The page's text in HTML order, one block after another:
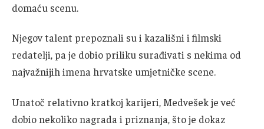
domaću scenu.
Njegov talent prepoznali su i kazališni i filmski
redatelji, pa je dobio priliku surađivati s nekima od
najvažnijih imena hrvatske umjetničke scene.
Unatoč relativno kratkoj karijeri, Medvešek je već
dobio nekoliko nagrada i priznanja, što je dokaz